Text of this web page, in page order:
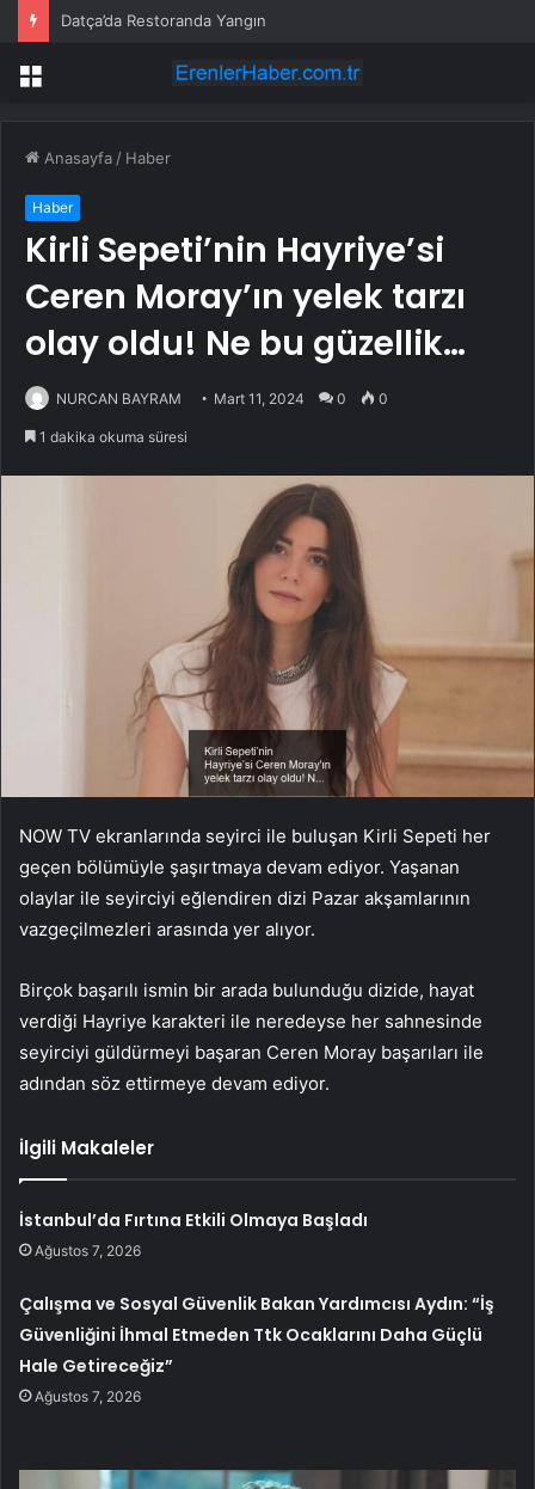
Menü
Anasayfa / Haber
Haber
Kirli Sepeti’nin Hayriye’si
Ceren Moray’ın yelek tarzı
olay oldu! Ne bu güzellik…
NURCAN BAYRAM Mart 11, 2024 0 0
1 dakika okuma süresi
NOW TV ekranlarında seyirci ile buluşan Kirli Sepeti her
geçen bölümüyle şaşırtmaya devam ediyor. Yaşanan
olaylar ile seyirciyi eğlendiren dizi Pazar akşamlarının
vazgeçilmezleri arasında yer alıyor.
Birçok başarılı ismin bir arada bulunduğu dizide, hayat
verdiği Hayriye karakteri ile neredeyse her sahnesinde
seyirciyi güldürmeyi başaran Ceren Moray başarıları ile
adından söz ettirmeye devam ediyor.
İlgili Makaleler
İstanbul’da Fırtına Etkili Olmaya Başladı
Ağustos 7, 2026
Çalışma ve Sosyal Güvenlik Bakan Yardımcısı Aydın: “İş
Güvenliğini İhmal Etmeden Ttk Ocaklarını Daha Güçlü
Hale Getireceğiz”
Ağustos 7, 2026